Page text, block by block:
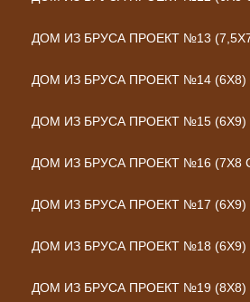
ДОМ ИЗ БРУСА ПРОЕКТ №13
ДОМ ИЗ БРУСА ПРОЕКТ №14 (6Х8)
ДОМ ИЗ БРУСА ПРОЕКТ №15 (6Х9)
ДОМ ИЗ БРУСА ПРОЕКТ №16 (7Х8
ДОМ ИЗ БРУСА ПРОЕКТ №17 (6Х9)
ДОМ ИЗ БРУСА ПРОЕКТ №18 (6Х9)
ДОМ ИЗ БРУСА ПРОЕКТ №19 (8Х8)